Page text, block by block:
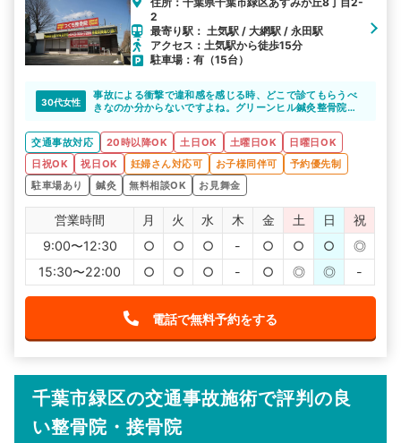
2
最寄り駅： 土気駅 / 大網駅 / 永田駅
アクセス：土気駅から徒歩15分
駐車場：有（15台）
30代女性
事故による衝撃で違和感を感じる時、どこで診てもらうべ
きなのか分からないですよね。グリーンヒル鍼灸整骨院
という心配もなく通えると思います。
交通事故対応 20時以降OK 土日OK 土曜日OK
日曜日OK
日祝OK
祝日OK 妊婦さん対応可 お子様同伴可
予約優先制
駐車場あり
鍼灸 無料相談OK お見舞金
営業時間 月 火 水 木 金 土 日
祝
9:00〜12:30
○ ○ ○ - ○ ○ ○
◎
15:30〜22:00
○ ○ ○ - ○ ◎ ◎ -
電話で無料予約をする
千葉市緑区の交通事故施術で評判の良
い整骨院・接骨院